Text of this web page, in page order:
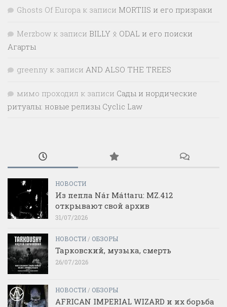
Ghosts Of Europa к записи MORTIIS и его призраки
Merzbow к записи BILLY ᛟ ODAL и его поиски
Агарты
greenny к записи AND ALSO THE TREES
мимо проходил к записи Сады и нордические
ритуалы: новые релизы Cyclic Law
НОВОСТИ
Из пепла Nár Máttaru: MZ.412
открывают свой архив
31/07/2026
НОВОСТИ / ОБЗОРЫ
Тарковский, музыка, смерть
26/07/2026
НОВОСТИ / ОБЗОРЫ
AFRICAN IMPERIAL WIZARD и их борьба